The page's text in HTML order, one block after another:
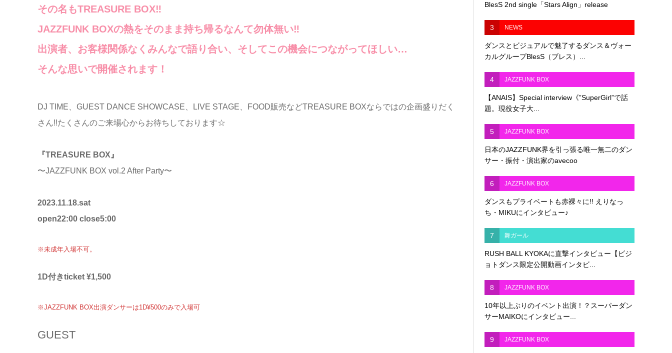
その名もTREASURE BOX‼️
JAZZFUNK BOXの熱をそのまま持ち帰るなんて勿体無い‼︎
出演者、お客様関係なくみんなで語り合い、そしてこの機会につながってほしい…
そんな思いで開催されます！
DJ TIME、GUEST DANCE SHOWCASE、LIVE STAGE、FOOD販売などTREASURE BOXならではの企画盛りだく
さん‼️たくさんのご来場心からお待ちしております☆
『TREASURE BOX』
〜JAZZFUNK BOX vol.2 After Party〜
2023.11.18.sat
open22:00 close5:00
※未成年入場不可。
1D付きticket ¥1,500
※JAZZFUNK BOX出演ダンサーは1D¥500のみで入場可
GUEST
BlesS 2nd single「Stars Align」release
3 NEWS
ダンスとビジュアルで魅了するダンス＆ヴォー
カルグループBlesS（ブレス）...
4 JAZZFUNK BOX
【ANAIS】Special interview《”SuperGirl”で話
題。現役女子大...
5 JAZZFUNK BOX
日本のJAZZFUNK界を引っ張る唯一無二のダン
サー・振付・演出家のavecoo
6 JAZZFUNK BOX
ダンスもプライベートも赤裸々に!! えりなっ
ち・MIKUにインタビュー♪
7 舞ガール
RUSH BALL KYOKAに直撃インタビュー【ビジ
ョトダンス限定公開動画インタビ...
8 JAZZFUNK BOX
10年以上ぶりのイベント出演！？スーパーダン
サーMAIKOにインタビュー...
9 JAZZFUNK BOX